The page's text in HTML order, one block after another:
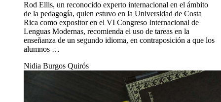
Rod Ellis, un reconocido experto internacional en el ámbito
de la pedagogía, quien estuvo en la Universidad de Costa
Rica como expositor en el VI Congreso Internacional de
Lenguas Modernas, recomienda el uso de tareas en la
enseñanza de un segundo idioma, en contraposición a que los
alumnos …
Nidia Burgos Quirós